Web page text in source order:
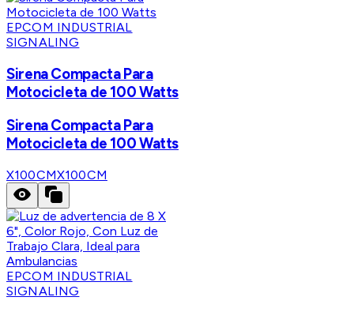
EPCOM INDUSTRIAL
SIGNALING
Sirena Compacta Para
Motocicleta de 100 Watts
Sirena Compacta Para
Motocicleta de 100 Watts
X100CMX100CM
EPCOM INDUSTRIAL
SIGNALING